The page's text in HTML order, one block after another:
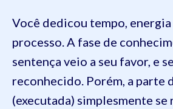
Você dedicou tempo, energia
processo. A fase de
sentença veio a seu favor, e
reconhecido. Porém, a parte
(executada) simplesmente se